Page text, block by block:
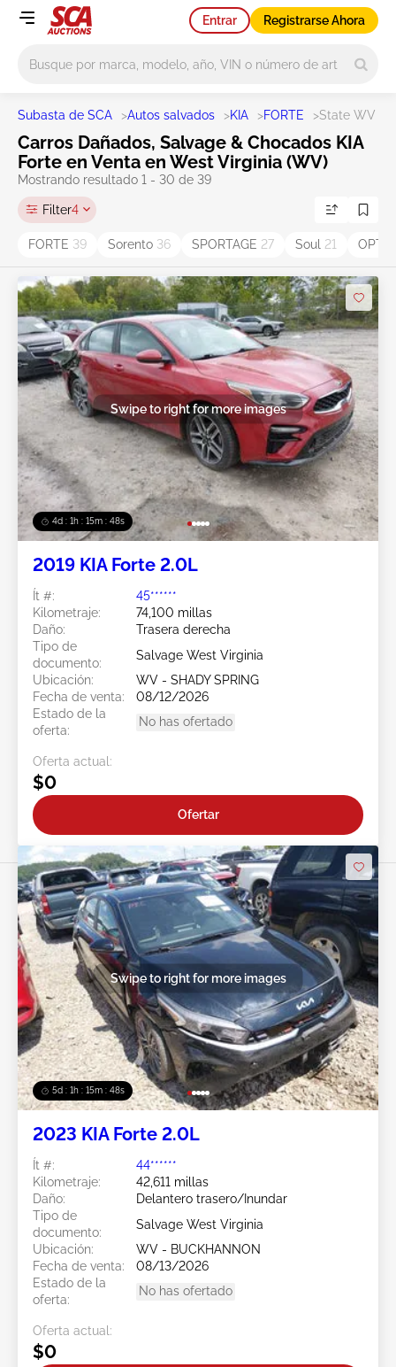
Entrar Registrarse Ahora
Subasta de SCA >Autos salvados >KIA >FORTE >State WV
Carros Dañados, Salvage & Chocados KIA
Forte en Venta en West Virginia (WV)
Mostrando resultado 1 - 30 de 39
Filter4
FORTE 39 Sorento 36 SPORTAGE 27 Soul 21
4d : 1h : 15m : 45s
Swipe to right for more images
2019 KIA Forte 2.0L
Ít #:
45******
Kilometraje:
74,100 millas
Daño:
Trasera derecha
Tipo de
documento:
Salvage West Virginia
Ubicación:
WV - SHADY SPRING
Fecha de venta:
08/12/2026
Estado de la
oferta:
No has ofertado
Oferta actual:
$0
Ofertar
5d : 1h : 15m : 45s
Swipe to right for more images
2023 KIA Forte 2.0L
Ít #:
44******
Kilometraje:
42,611 millas
Daño:
Delantero trasero/Inundar
Tipo de
documento:
Salvage West Virginia
Ubicación:
WV - BUCKHANNON
Fecha de venta:
08/13/2026
Estado de la
oferta:
No has ofertado
Oferta actual:
$0